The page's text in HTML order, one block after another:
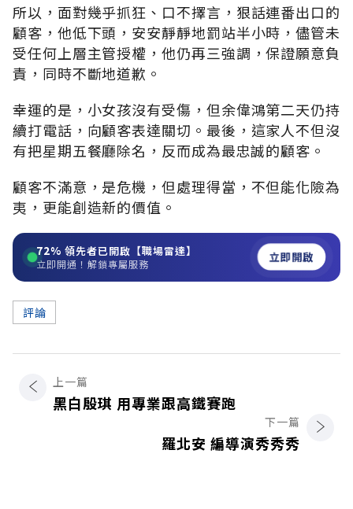
所以，面對幾乎抓狂、口不擇言，狠話連番出口的
顧客，他低下頭，安安靜靜地罰站半小時，儘管未
受任何上層主管授權，他仍再三強調，保證願意負
責，同時不斷地道歉。
幸運的是，小女孩沒有受傷，但余偉鴻第二天仍持
續打電話，向顧客表達關切。最後，這家人不但沒
有把星期五餐廳除名，反而成為最忠誠的顧客。
顧客不滿意，是危機，但處理得當，不但能化險為
夷，更能創造新的價值。
72% 領先者已開啟【職場雷達】
立即開通！解鎖專屬服務 立即開啟
評論
上一篇
黑白殷琪 用專業跟高鐵賽跑
下一篇
羅北安 編導演秀秀秀